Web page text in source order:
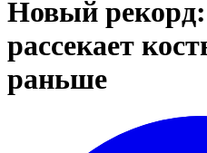
Новый рекорд:
рассекает
раньше